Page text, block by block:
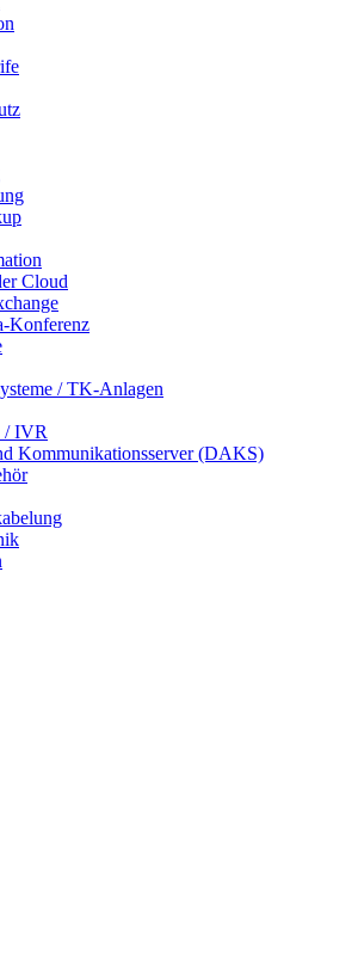
Cloud
Konferenz
/ TK-Anlagen
/ IVR
Kommunikationsserver (DAKS)